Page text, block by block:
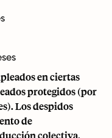
en ciertas
protegidos (por
Los despidos
de
colectiva,